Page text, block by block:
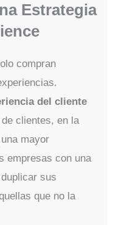
Estrategia
compran
del cliente
clientes, en la
mayor
empresas con una
sus
que no la